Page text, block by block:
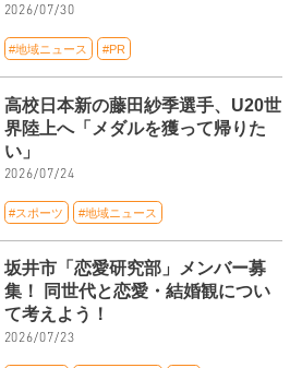
2026/07/30
#地域ニュース #PR
高校日本新の藤田紗季選手、U20世
界陸上へ「メダルを獲って帰りた
い」
2026/07/24
#スポーツ #地域ニュース
坂井市「恋愛研究部」メンバー募
集！ 同世代と恋愛・結婚観につい
て考えよう！
2026/07/23